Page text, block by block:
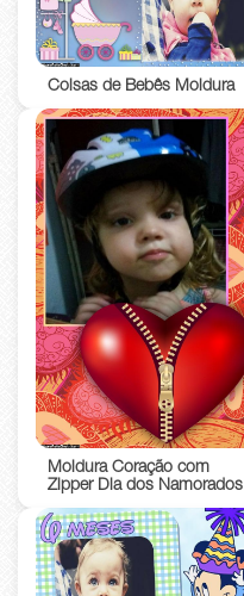
Coisas de Bebês Moldura
Moldura Coração com
Zipper Dia dos Namorados